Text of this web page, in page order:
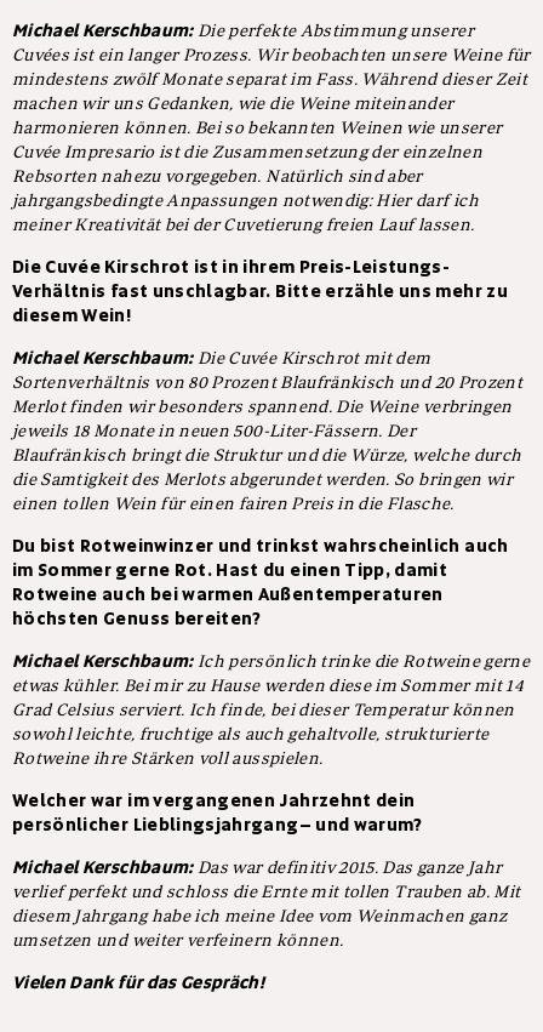
Michael Kerschbaum:Die perfekte Abstimmung unserer
Cuvées ist ein langer Prozess. Wir beobachten unsere Weine für
mindestens zwölf Monate separat im Fass. Während dieser Zeit
machen wir uns Gedanken, wie die Weine miteinander
harmonieren können. Bei so bekannten Weinen wie unserer
Cuvée Impresario ist die Zusammensetzung der einzelnen
Rebsorten nahezu vorgegeben. Natürlich sind aber
jahrgangsbedingte Anpassungen notwendig: Hier darf ich
meiner Kreativität bei der Cuvetierung freien Lauf lassen.
Die Cuvée Kirschrot ist in ihrem Preis-Leistungs-
Verhältnis fast unschlagbar. Bitte erzähle uns mehr zu
diesem Wein!
Michael Kerschbaum:Die Cuvée Kirschrot mit dem
Sortenverhältnis von 80 Prozent Blaufränkisch und 20 Prozent
Merlot finden wir besonders spannend. Die Weine verbringen
jeweils 18 Monate in neuen 500-Liter-Fässern. Der
Blaufränkisch bringt die Struktur und die Würze, welche durch
die Samtigkeit des Merlots abgerundet werden. So bringen wir
einen tollen Wein für einen fairen Preis in die Flasche.
Du bist Rotweinwinzer und trinkst wahrscheinlich auch
im Sommer gerne Rot. Hast du einen Tipp, damit
Rotweine auch bei warmen Außentemperaturen
höchsten Genuss bereiten?
Michael Kerschbaum:Ich persönlich trinke die Rotweine gerne
etwas kühler. Bei mir zu Hause werden diese im Sommer mit 14
Grad Celsius serviert. Ich finde, bei dieser Temperatur können
sowohl leichte, fruchtige als auch gehaltvolle, strukturierte
Rotweine ihre Stärken voll ausspielen.
Welcher war im vergangenen Jahrzehnt dein
persönlicher Lieblingsjahrgang– und warum?
Michael Kerschbaum:Das war definitiv 2015. Das ganze Jahr
verlief perfekt und schloss die Ernte mit tollen Trauben ab. Mit
diesem Jahrgang habe ich meine Idee vom Weinmachen ganz
umsetzen und weiter verfeinern können.
Vielen Dank für das Gespräch!